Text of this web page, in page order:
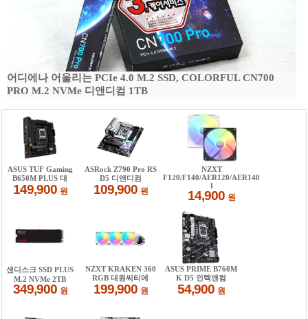
어디에나 어울리는 PCIe 4.0 M.2 SSD, COLORFUL CN700
PRO M.2 NVMe 디앤디컴 1TB